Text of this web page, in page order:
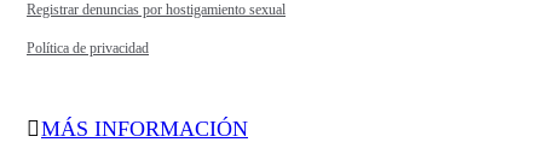
Registrar denuncias por hostigamiento sexual
Política de privacidad
MÁS INFORMACIÓN